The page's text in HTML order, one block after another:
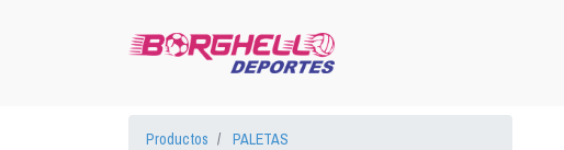
Productos
PALETAS